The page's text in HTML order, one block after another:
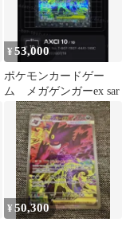
¥53,000
ポケモンカードゲー
ム メガゲンガーex sar
¥50,300